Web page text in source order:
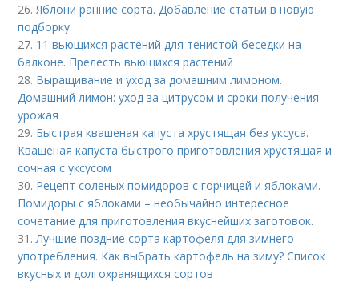
26.Яблони ранние сорта. Добавление статьи в новую
подборку
27. 11 вьющихся растений для тенистой беседки на
балконе. Прелесть вьющихся растений
28. Выращивание и уход за домашним лимоном.
Домашний лимон: уход за цитрусом и сроки получения
урожая
29. Быстрая квашеная капуста хрустящая без уксуса.
Квашеная капуста быстрого приготовления хрустящая и
сочная с уксусом
30. Рецепт соленых помидоров с горчицей и яблоками.
Помидоры с яблоками – необычайно интересное
сочетание для приготовления вкуснейших заготовок.
31.Лучшие поздние сорта картофеля для зимнего
употребления. Как выбрать картофель на зиму? Список
вкусных и долгохранящихся сортов